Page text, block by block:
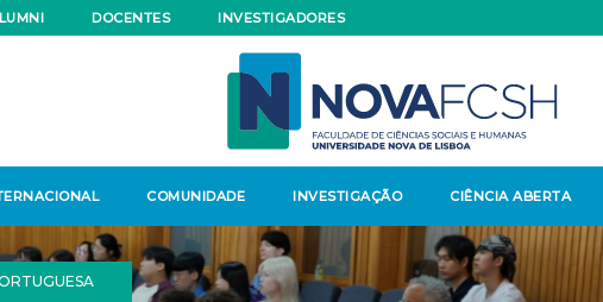
DOCENTES INVESTIGADORES
COMUNIDADE INVESTIGAÇÃO CIÊNCIA ABERTA